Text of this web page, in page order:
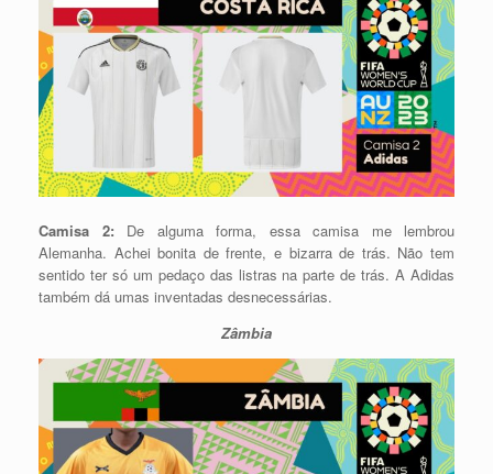
Camisa 2: De alguma forma, essa camisa me lembrou
Alemanha. Achei bonita de frente, e bizarra de trás. Não tem
sentido ter só um pedaço das listras na parte de trás. A Adidas
também dá umas inventadas desnecessárias.
Zâmbia